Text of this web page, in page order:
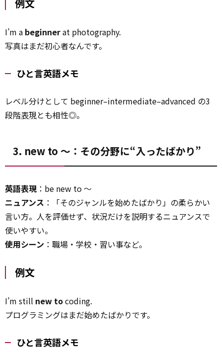
例文
I’m a beginnerat photography.
写真はまだ初心者なんです。
ひと言英語メモ
レベル分けとして beginner–intermediate–advanced の3
段階表現とも相性◎。
3. new to ～：その分野に“入ったばかり”
英語表現 ：be new to ～
ニュアンス ：「そのジャンルを始めたばかり」の柔らかい
言い方。人を評価せず、状況だけを説明するニュアンスで
使いやすい。
使用シーン ：職場・学校・習い事など。
例文
I’m still new tocoding.
プログラミングはまだ始めたばかりです。
ひと言英語メモ